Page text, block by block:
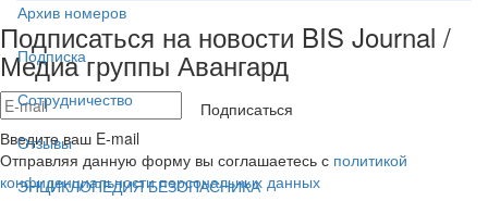
Архив номеров
Подписка
Сотрудничество
Отзывы
ЭНЦИКЛОПЕДИЯ БЕЗОПАСНИКА
Подписаться на новости BIS Journal /
Медиа группы Авангард
Подписаться
Введите ваш E-mail
Отправляя данную форму вы соглашаетесь с политикой
конфиденциальности персональных данных